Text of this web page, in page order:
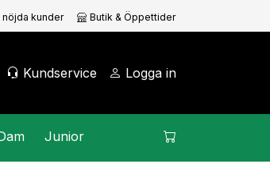
kunder Butik & Öppettider
Kundservice Logga in
Junior